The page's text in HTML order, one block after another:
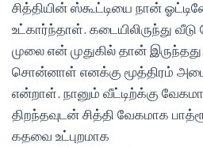
சித்தியின் ஸ்கூட்டியை நான்
உட்கார்ந்தாள். கடையிலிருந்து
முலை என் முதுகில் தான்
சொன்னாள் எனக்கு மூத்திரம்
என்றாள். நானும் வீட்டிற்க்கு
திறந்தவுடன் சித்தி வேகமாக
கதவை உட்புறமாக